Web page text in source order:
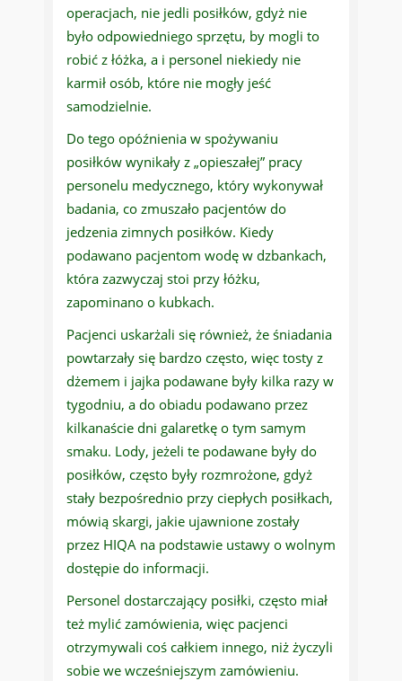
operacjach, nie jedli posiłków, gdyż nie
było odpowiedniego sprzętu, by mogli to
robić z łóżka, a i personel niekiedy nie
karmił osób, które nie mogły jeść
samodzielnie.
Do tego opóźnienia w spożywaniu
posiłków wynikały z „opieszałej” pracy
personelu medycznego, który wykonywał
badania, co zmuszało pacjentów do
jedzenia zimnych posiłków. Kiedy
podawano pacjentom wodę w dzbankach,
która zazwyczaj stoi przy łóżku,
zapominano o kubkach.
Pacjenci uskarżali się również, że śniadania
powtarzały się bardzo często, więc tosty z
dżemem i jajka podawane były kilka razy w
tygodniu, a do obiadu podawano przez
kilkanaście dni galaretkę o tym samym
smaku. Lody, jeżeli te podawane były do
posiłków, często były rozmrożone, gdyż
stały bezpośrednio przy ciepłych posiłkach,
mówią skargi, jakie ujawnione zostały
przez HIQA na podstawie ustawy o wolnym
dostępie do informacji.
Personel dostarczający posiłki, często miał
też mylić zamówienia, więc pacjenci
otrzymywali coś całkiem innego, niż życzyli
sobie we wcześniejszym zamówieniu.